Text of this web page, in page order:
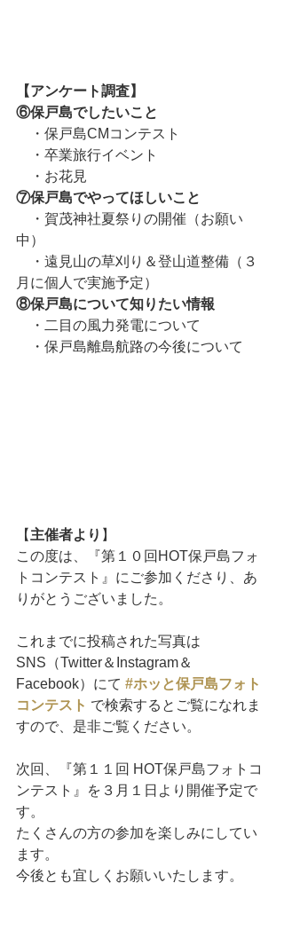
【アンケート調査】
⑥保戸島でしたいこと
・保戸島CMコンテスト
・卒業旅行イベント
・お花見
⑦保戸島でやってほしいこと
・賀茂神社夏祭りの開催（お願い
中）
・遠見山の草刈り＆登山道整備（３
月に個人で実施予定）
⑧保戸島について知りたい情報
・二目の風力発電について
・保戸島離島航路の今後について
【 主催者より 】
この度は、『第１０回HOT保戸島フォ
トコンテスト』にご参加くださり、あ
りがとうございました。
これまでに投稿された写真は
SNS（Twitter＆Instagram＆
Facebook）にて #ホッと保戸島フォト
コンテスト で検索するとご覧になれま
すので、是非ご覧ください。
次回、『第１１回 HOT保戸島フォトコ
ンテスト』を３月１日より開催予定で
す。
たくさんの方の参加を楽しみにしてい
ます。
今後とも宜しくお願いいたします。